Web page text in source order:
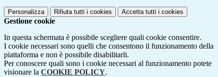
Personalizza Rifiuta tutti i cookies Accetta tutti i cookies
Gestione cookie
In questa schermata è possibile scegliere quali cookie consentire.
I cookie necessari sono quelli che consentono il funzionamento della
piattaforma e non è possibile disabilitarli.
Per conoscere quali sono i cookie necessari al funzionamento potete
visionare la COOKIE POLICY.